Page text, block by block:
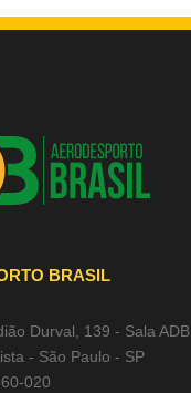
BRASIL
Durval, 139 - Sala ADB
- São Paulo - SP
020